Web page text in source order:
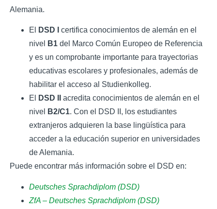
Alemania.
El DSD I
certifica conocimientos de alemán en el
nivel
B1 del Marco Común Europeo de Referencia
y es un comprobante importante para trayectorias
educativas escolares y profesionales, además de
habilitar el acceso al Studienkolleg.
El
DSD II
acredita conocimientos de alemán en el
nivel
B2/C1. Con el DSD II, los estudiantes
extranjeros adquieren la base lingüística para
acceder a la educación superior en universidades
de Alemania.
Puede encontrar más información sobre el DSD en:
Deutsches Sprachdiplom (DSD)
ZfA – Deutsches Sprachdiplom (DSD)